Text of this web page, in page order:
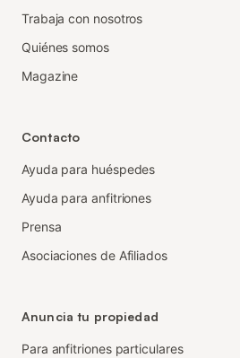
Trabaja con nosotros
Quiénes somos
Magazine
Contacto
Ayuda para huéspedes
Ayuda para anfitriones
Prensa
Asociaciones de Afiliados
Anuncia tu propiedad
Para anfitriones particulares